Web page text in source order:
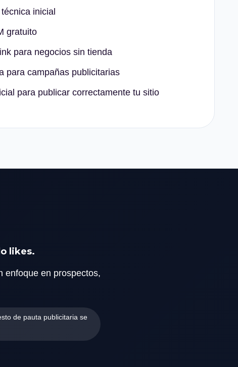
inicial
gratuito
para negocios sin tienda
para campañas publicitarias
para publicar correctamente tu sitio
likes.
enfoque en prospectos,
de pauta publicitaria se